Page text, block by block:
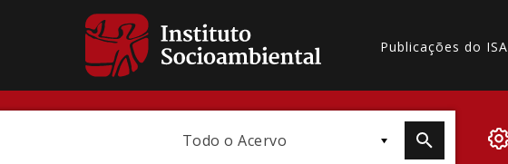
Publicações do ISA
Todo o Acervo